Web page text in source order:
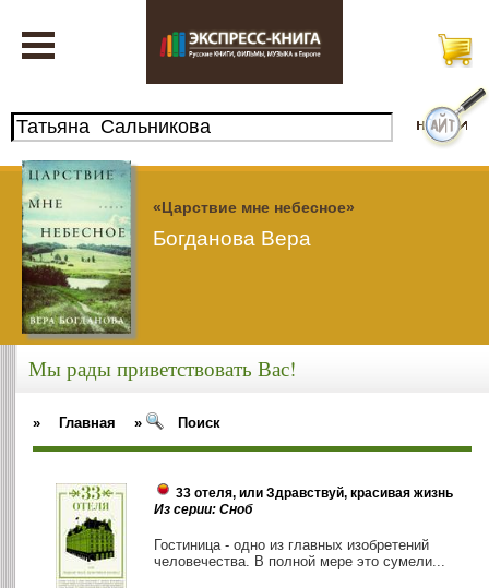
«Царствие мне небесное»
Богданова Вера
Мы рады приветствовать Вас!
» Главная » Поиск
33 отеля, или Здравствуй, красивая жизнь
Из серии: Сноб
Гостиница - одно из главных изобретений
человечества. В полной мере это сумели...